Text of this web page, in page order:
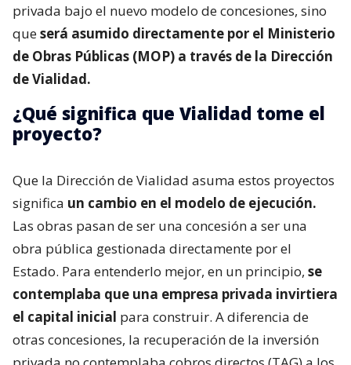
privada bajo el nuevo modelo de concesiones, sino
queserá asumido directamente por el Ministerio
de Obras Públicas (MOP) a través de la Dirección
de Vialidad.
¿Qué significa que Vialidad tome el
proyecto?
Que la Dirección de Vialidad asuma estos proyectos
significa un cambio en el modelo de ejecución.
Las obras pasan de ser una concesión a ser una
obra pública gestionada directamente por el
Estado. Para entenderlo mejor, en un principio, se
contemplaba que una empresa privada invirtiera
el capital inicial para construir. A diferencia de
otras concesiones, la recuperación de la inversión